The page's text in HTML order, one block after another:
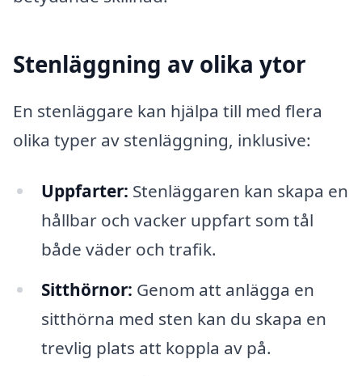
Stenläggning av olika ytor
En stenläggare kan hjälpa till med flera
olika typer av stenläggning, inklusive:
Uppfarter: Stenläggaren kan skapa en
hållbar och vacker uppfart som tål
både väder och trafik.
Sitthörnor: Genom att anlägga en
sitthörna med sten kan du skapa en
trevlig plats att koppla av på.